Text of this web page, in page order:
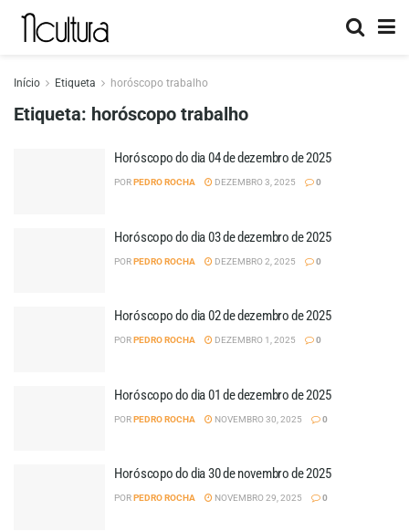
Início Etiqueta horóscopo trabalho
Etiqueta: horóscopo trabalho
Horóscopo do dia 04 de dezembro de 2025
PORPEDRO ROCHA DEZEMBRO 3, 2025 0
Horóscopo do dia 03 de dezembro de 2025
PORPEDRO ROCHA DEZEMBRO 2, 2025 0
Horóscopo do dia 02 de dezembro de 2025
PORPEDRO ROCHA DEZEMBRO 1, 2025 0
Horóscopo do dia 01 de dezembro de 2025
PORPEDRO ROCHA NOVEMBRO 30, 2025 0
Horóscopo do dia 30 de novembro de 2025
PORPEDRO ROCHA NOVEMBRO 29, 2025 0